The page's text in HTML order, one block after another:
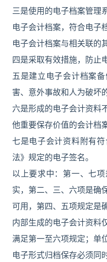
三是使用的电子档案管理
电子会计档案，符合电子
电子会计档案与相关联的
四是采取有效措施，防止
五是建立电子会计档案
害、意外事故和人为破坏
六是形成的电子会计资料
他重要保存价值的会计档案
七是电子会计资料附有
法》规定的电子签名。
以上要求中：第一、七
实，第二、三、六项是确
可用，第四、五项规定是
内部生成的电子会计资料
满足第一至六项规定；单
电子形式归档保存必须同